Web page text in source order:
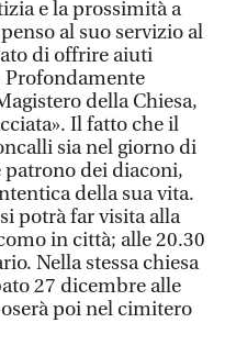
e la prossimità a
al suo servizio al
di offrire aiuti
Profondamente
della Chiesa,
Il fatto che il
sia nel giorno di
patrono dei diaconi,
della sua vita.
potrà far visita alla
in città; alle 20.30
Nella stessa chiesa
27 dicembre alle
poi nel cimitero